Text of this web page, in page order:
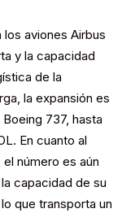
aviones Airbus
y la capacidad
de la
la expansión es
737, hasta
En cuanto al
número es aún
capacidad de su
que transporta un